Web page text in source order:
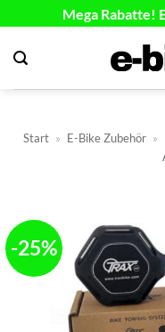
springen
Mega Rabatte!
Start » E-Bike Zubehör »
-25%